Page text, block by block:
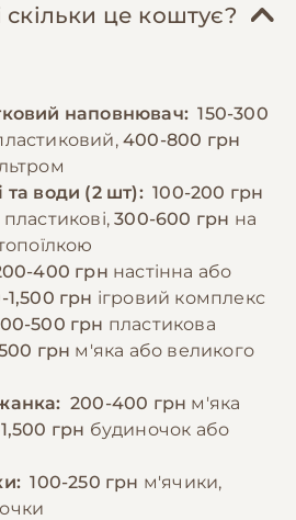
приділяти
для підтримки здоров'я
проблемам.
E-PET
варені яєчні жовтки
овочів. Важливо
на день, дотримуючись
Потрібно уникати
та продуктів, які можуть
котів. При зміні типу
це поступово
Важливо спостерігати за
та коригувати раціон
E-PET
скільки це коштує?
наповнювач: 150-300
400-800 грн
та води (2 шт): 100-200 грн
пластикові,300-600 грн на
400 грн настінна або
1,500 грн ігровий комплекс
500 грн пластикова
грн м'яка або великого
200-400 грн м'яка
грн будиночок або
100-250 грн м'ячики,